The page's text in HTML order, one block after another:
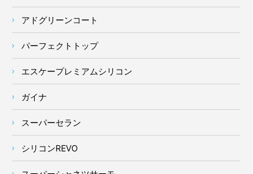
アドグリーンコート
パーフェクトトップ
エスケープレミアムシリコン
ガイナ
スーパーセラン
シリコンREVO